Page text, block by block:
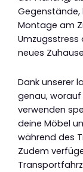
Gegenstände,
Montage am
neues
Dank unserer
genau, worauf
verwenden
deine Möbel
während des
Zudem